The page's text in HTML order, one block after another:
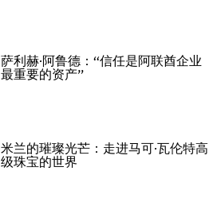
萨利赫·阿鲁德：“信任是阿联酋企业
最重要的资产”
米兰的璀璨光芒：走进马可·瓦伦特高
级珠宝的世界